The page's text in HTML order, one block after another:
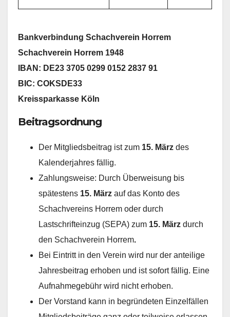
Bankverbindung Schachverein Horrem
Schachverein Horrem 1948
IBAN: DE23 3705 0299 0152 2837 91
BIC: COKSDE33
Kreissparkasse Köln
Beitragsordnung
Der Mitgliedsbeitrag ist zum 15. März des
Kalenderjahres fällig.
Zahlungsweise: Durch Überweisung bis
spätestens 15. März auf das Konto des
Schachvereins Horrem oder durch
Lastschrifteinzug (SEPA) zum 15. März durch
den Schachverein Horrem.
Bei Eintritt in den Verein wird nur der anteilige
Jahresbeitrag erhoben und ist sofort fällig. Eine
Aufnahmegebühr wird nicht erhoben.
Der Vorstand kann in begründeten Einzelfällen